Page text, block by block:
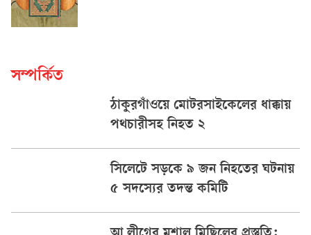
সম্পর্কিত
ঠাকুরগাঁওয়ে মোটরসাইকেলের ধাক্কায়
পথচারীসহ নিহত ২
সিলেটে সড়কে ৯ জন নিহতের ঘটনায়
৫ সদস্যের তদন্ত কমিটি